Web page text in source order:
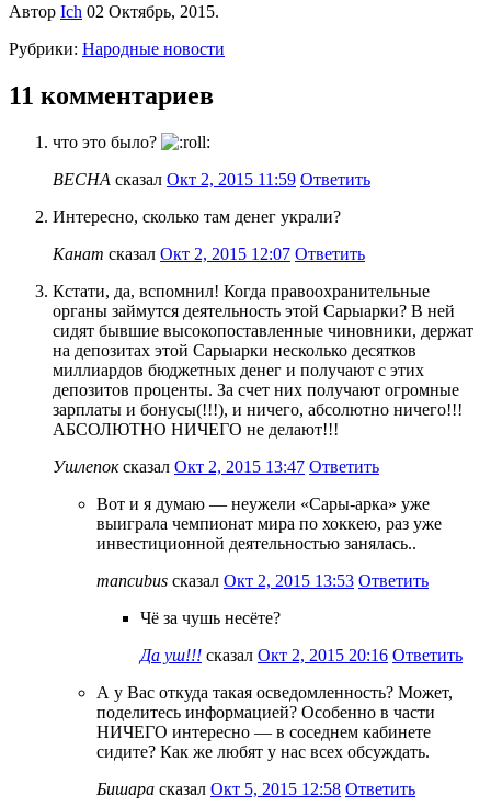
Автор Ich 02 Октябрь, 2015.
Рубрики: Народные новости
11 комментариев
что это было?
ВЕСНА сказал Окт 2, 2015 11:59 Ответить
Интересно, сколько там денег украли?
Канат сказал Окт 2, 2015 12:07 Ответить
Кстати, да, вспомнил! Когда правоохранительные
органы займутся деятельность этой Сарыарки? В ней
сидят бывшие высокопоставленные чиновники, держат
на депозитах этой Сарыарки несколько десятков
миллиардов бюджетных денег и получают с этих
депозитов проценты. За счет них получают огромные
зарплаты и бонусы(!!!), и ничего, абсолютно ничего!!!
АБСОЛЮТНО НИЧЕГО не делают!!!
Ушлепоксказал Окт 2, 2015 13:47 Ответить
Вот и я думаю — неужели «Сары-арка» уже
выиграла чемпионат мира по хоккею, раз уже
инвестиционной деятельностью занялась..
mancubus сказал Окт 2, 2015 13:53 Ответить
Чё за чушь несёте?
Да уш!!! сказал Окт 2, 2015 20:16 Ответить
А у Вас откуда такая осведомленность? Может,
поделитесь информацией? Особенно в части
НИЧЕГО интересно — в соседнем кабинете
сидите? Как же любят у нас всех обсуждать.
Бишара сказал Окт 5, 2015 12:58 Ответить